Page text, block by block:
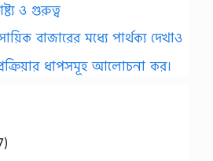
ও গুরুত্ব
বাজারের মধ্যে পার্থক্য দেখাও
প্রক্রিয়ার ধাপসমূহ আলোচনা কর।